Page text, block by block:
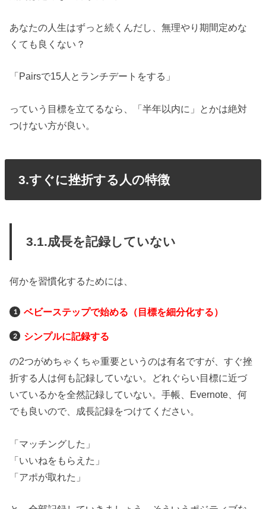
あなたの人生はずっと続くんだし、無理やり期間定めな
くても良くない？
「Pairsで15人とランチデートをする」
っていう目標を立てるなら、「半年以内に」とかは絶対
つけない方が良い。
3.すぐに挫折する人の特徴
3.1.成長を記録していない
何かを習慣化するためには、
ベビーステップで始める（目標を細分化する）
シンプルに記録する
の2つがめちゃくちゃ重要というのは有名ですが、すぐ挫
折する人は何も記録していない。どれぐらい目標に近づ
いているかを全然記録していない。手帳、Evernote、何
でも良いので、成長記録をつけてください。
「マッチングした」
「いいねをもらえた」
「アポが取れた」